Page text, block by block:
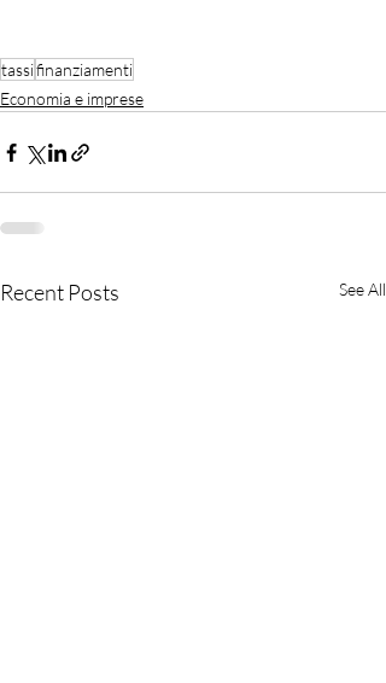
tassifinanziamenti
Economia e imprese
Recent Posts See All